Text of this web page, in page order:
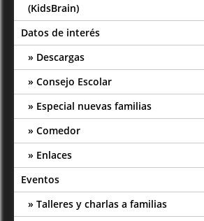
(KidsBrain)
Datos de interés
Descargas
Consejo Escolar
Especial nuevas familias
Comedor
Enlaces
Eventos
Talleres y charlas a familias